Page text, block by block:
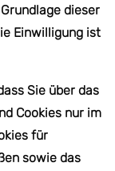
dieser
Einwilligung ist
Sie über das
Cookies nur im
für
sowie das